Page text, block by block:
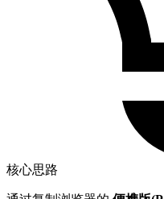
核心思路